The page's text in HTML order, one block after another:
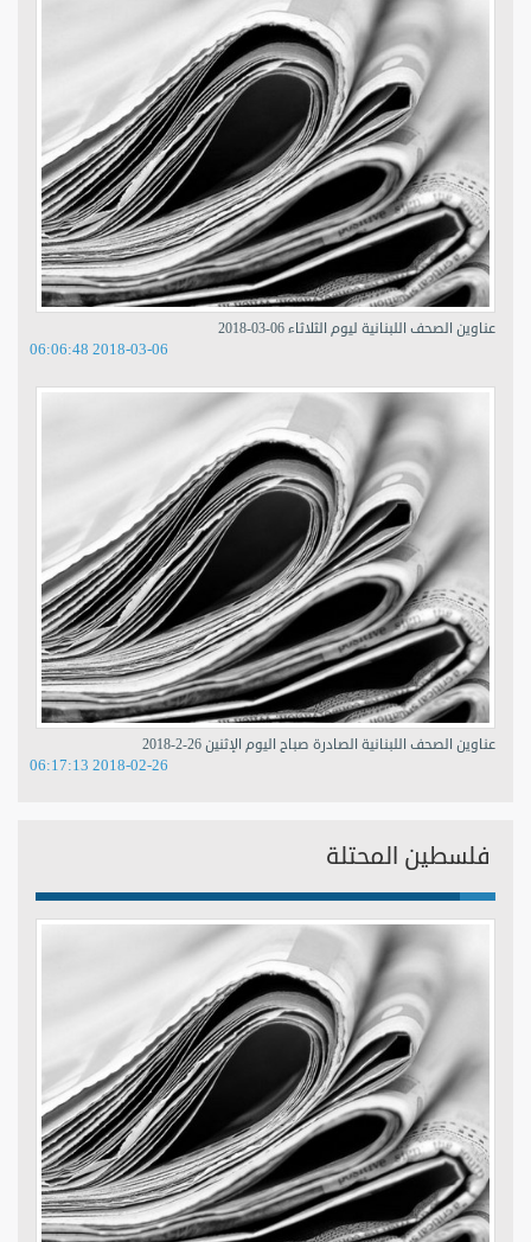
عناوين الصحف اللبنانية ليوم الثلاثاء 06-03-2018
2018-03-06 06:06:48
عناوين الصحف اللبنانية الصادرة صباح اليوم الإثنين 26-2-2018
2018-02-26 06:17:13
فلسطين المحتلة